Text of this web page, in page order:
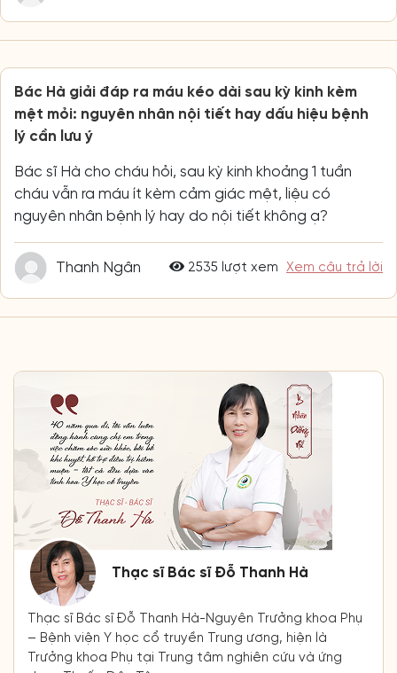
Bác Hà giải đáp ra máu kéo dài sau kỳ kinh kèm
mệt mỏi: nguyên nhân nội tiết hay dấu hiệu bệnh
lý cần lưu ý
Bác sĩ Hà cho cháu hỏi, sau kỳ kinh khoảng 1 tuần
cháu vẫn ra máu ít kèm cảm giác mệt, liệu có
nguyên nhân bệnh lý hay do nội tiết không ạ?
Thanh Ngân 2535 lượt xem Xem câu trả lời
Thạc sĩ Bác sĩ Đỗ Thanh Hà
Thạc sĩ Bác sĩ Đỗ Thanh Hà-Nguyên Trưởng khoa Phụ
– Bệnh viện Y học cổ truyền Trung ương, hiện là
Trưởng khoa Phụ tại Trung tâm nghiên cứu và ứng